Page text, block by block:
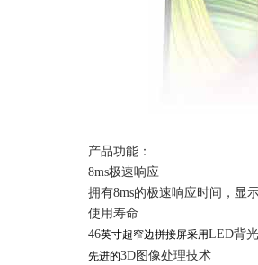
产品功能：
8ms极速响应
拥有8ms的极速响应时间，显
使用寿命
46英寸超窄边拼接屏采用LED背
先进的3D图像处理技术